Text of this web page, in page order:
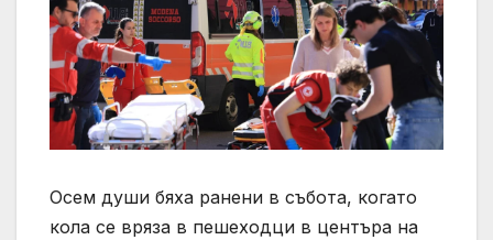
Осем души бяха ранени в събота, когато
кола се вряза в пешеходци в центъра на